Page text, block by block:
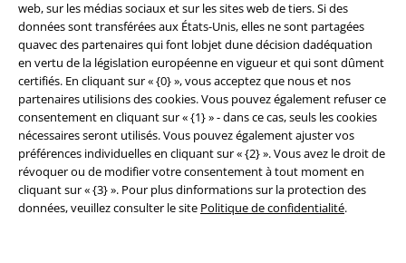
web, sur les médias sociaux et sur les sites web de tiers. Si des
données sont transférées aux États-Unis, elles ne sont partagées
quavec des partenaires qui font lobjet dune décision dadéquation
en vertu de la législation européenne en vigueur et qui sont dûment
certifiés. En cliquant sur « {0} », vous acceptez que nous et nos
partenaires utilisions des cookies. Vous pouvez également refuser ce
consentement en cliquant sur « {1} » - dans ce cas, seuls les cookies
nécessaires seront utilisés. Vous pouvez également ajuster vos
préférences individuelles en cliquant sur « {2} ». Vous avez le droit de
révoquer ou de modifier votre consentement à tout moment en
cliquant sur « {3} ». Pour plus dinformations sur la protection des
données, veuillez consulter le site Politique de confidentialité.
Élimination des déchets et protection de l'environnement
Déclaration de Conformité
Informations sur l'accessibilité
Paramètres des Cookies
Période de rétractation